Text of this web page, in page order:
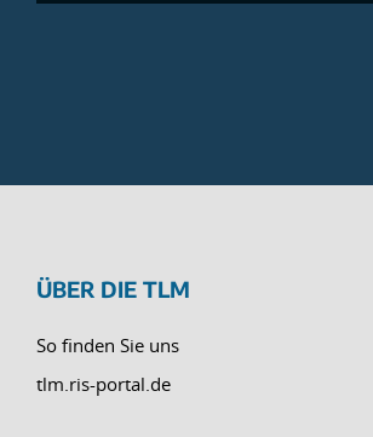
ÜBER DIE TLM
So finden Sie uns
tlm.ris-portal.de